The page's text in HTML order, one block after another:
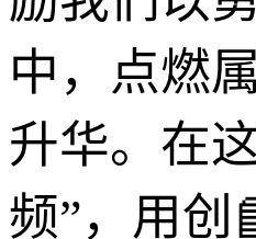
中，点燃
升华。在
频”，用创